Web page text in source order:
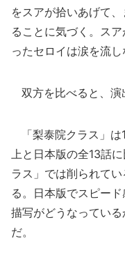
をスアが拾いあげて
ることに気づく。ス
ったセロイは涙を流
双方を比べると、演
「梨泰院クラス」は
上と日本版の全13話
ラス」では削られて
る。日本版でスピー
描写がどうなってい
だ。